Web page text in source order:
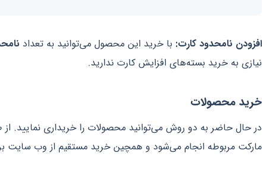
افزودن نامحدود کارت: با خرید این محصول می‌توانید به تعداد
نیازی به خرید بسته‌های افزایش کارت ندارید.
خرید محصولات
در حال حاضر به دو روش می‌توانید محصولات را خریداری نمایید.
مارکت مربوطه انجام می‌شود و همچین خرید مستقیم از وب سایت